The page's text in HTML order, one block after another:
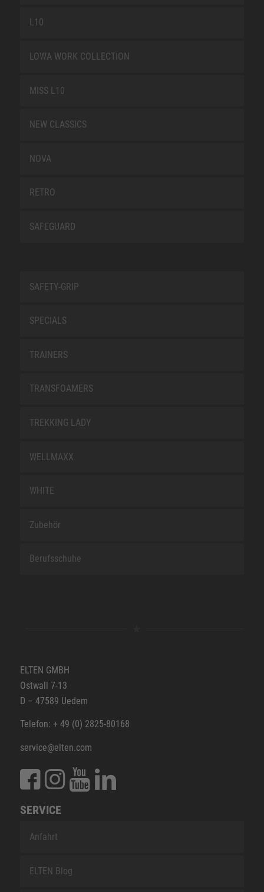
L10
LOWA WORK COLLECTION
MISS L10
NEW CLASSICS
NOVA
RETRO
SAFEGUARD
SAFETY-GRIP
SPECIALS
TRAINERS
TRANSFOAMERS
TREKKING LADY
WELLMAXX
WHITE
Zubehör
Berufsschuhe
ELTEN GMBH
Ostwall 7-13
D – 47589 Uedem
Telefon: + 49 (0) 2825-80168
service@elten.com
SERVICE
Anfahrt
ELTEN Blog